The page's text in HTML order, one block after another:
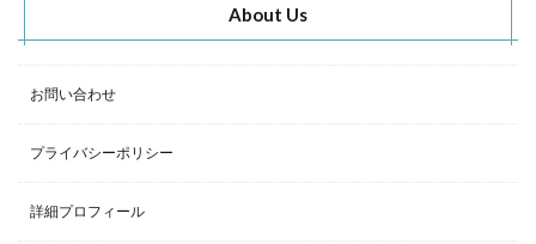
About Us
お問い合わせ
プライバシーポリシー
詳細プロフィール